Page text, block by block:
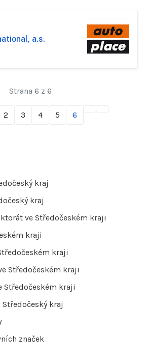
a.s.
Strana 6 z 6
2 3 4 5 6
kraj
kraj
ve Středočeském kraji
kraji
kraji
Středočeském kraji
Středočeském kraji
kraj
značek